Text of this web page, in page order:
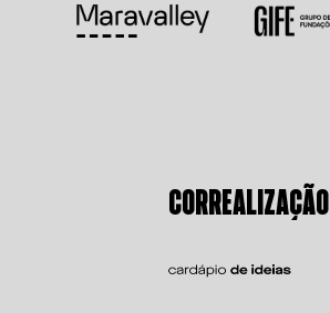
CORREALIZAÇÃO